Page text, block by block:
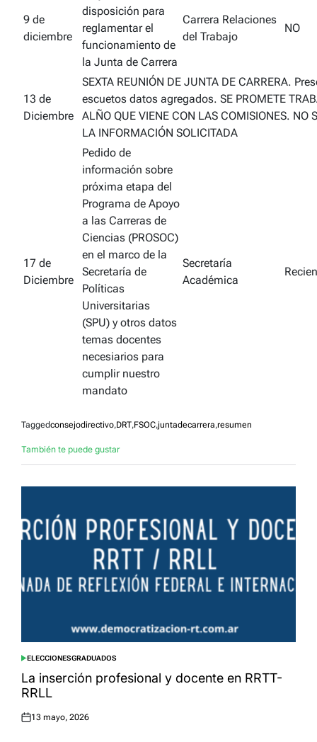
9 de
diciembre
disposición para
reglamentar el
funcionamiento de
la Junta de Carrera
Carrera Relaciones
del Trabajo
NO
13 de
Diciembre
SEXTA REUNIÓN DE JUNTA DE CARRERA.
escuetos datos agregados. SE PROMETE
ALÑO QUE VIENE CON LAS COMISIONES. NO
LA INFORMACIÓN SOLICITADA
17 de
Diciembre
Pedido de
información sobre
próxima etapa del
Programa de Apoyo
a las Carreras de
Ciencias (PROSOC)
en el marco de la
Secretaría de
Políticas
Universitarias
(SPU) y otros datos
temas docentes
necesiarios para
cumplir nuestro
mandato
Secretaría
Académica
Taggedconsejodirectivo,DRT,FSOC,juntadecarrera,resumen
También te puede gustar
POSTED
IN
ELECCIONESGRADUADOS
La inserción profesional y docente en RRTT-
RRLL
Posted
13 mayo, 2026